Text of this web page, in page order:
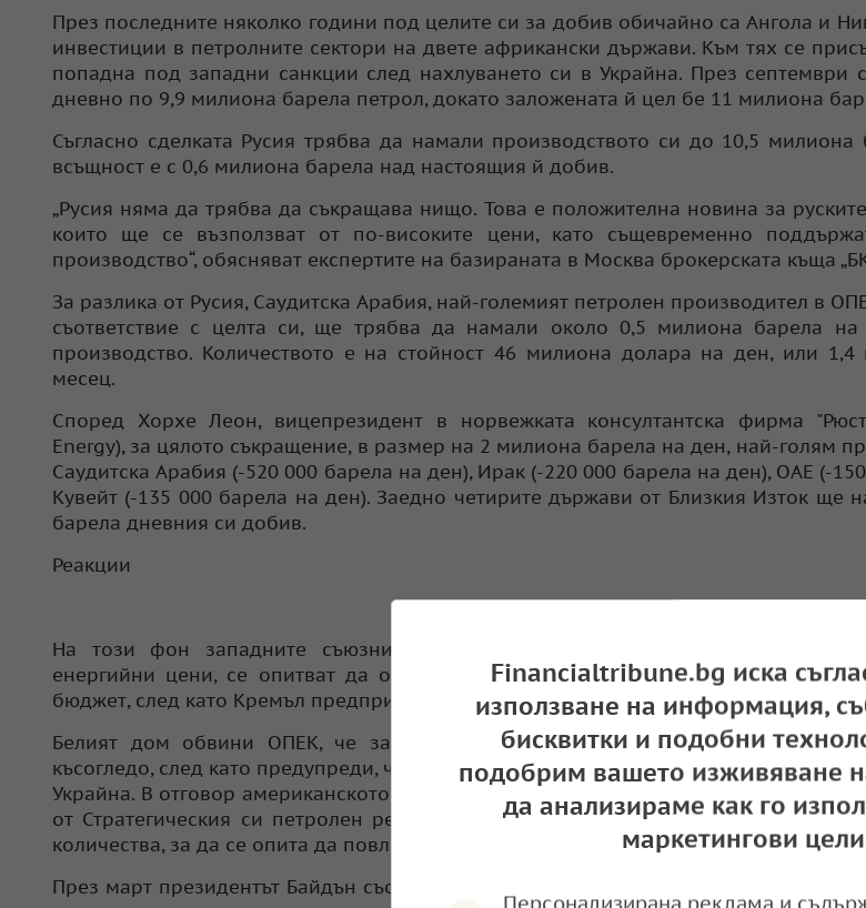
През последните няколко години под целите си за добив обичайно са Ангола и
инвестиции в петролните сектори на двете африкански държави. Към тях се
попадна под западни санкции след нахлуването си в Украйна. През септември
дневно по 9,9 милиона барела петрол, докато заложената й цел бе 11 милиона
Съгласно сделката Русия трябва да намали производството си до 10,5 милиона
всъщност е с 0,6 милиона барела над настоящия й добив.
„Русия няма да трябва да съкращава нищо. Това е положителна новина за
които ще се възползват от по-високите цени, като същевременно
производство“, обясняват експертите на базираната в Москва брокерската къща
За разлика от Русия, Саудитска Арабия, най-големият петролен производител в
съответствие с целта си, ще трябва да намали около 0,5 милиона барела
производство. Количеството е на стойност 46 милиона долара на ден, или
месец.
Според Хорхе Леон, вицепрезидент в норвежката консултантска фирма
Energy), за цялото съкращение, в размер на 2 милиона барела на ден, най-голям
Саудитска Арабия (-520 000 барела на ден), Ирак (-220 000 барела на ден), ОАЕ (-
Кувейт (-135 000 барела на ден). Заедно четирите държави от Близкия Изток ще
барела дневния си добив.
Реакции
На този фон западните съюзници, чийто икономики изпитват негативните
енергийни цени, се опитват да ограничат средствата от продажба на петрол,
бюджет, след като Кремъл предприе инвазията си в Украйна.
Белият дом обвини ОПЕК, че застава на страната на Москва, и определи
късогледо, след като предупреди, че светът вече „страда“ от високи енергийни
Украйна. В отговор американското Министерство на енергетиката ще освободи
от Стратегическия си петролен резерв през следващия месец, в допълнение
количества, за да се опита да повлияе на цените.
През март президентът Байдън съобщи, че страната му ще освобождава по 1
Financialtribune.bg иска
използване на информация,
бисквитки и подобни
подобрим вашето изживяване
да анализираме как го
маркетингови